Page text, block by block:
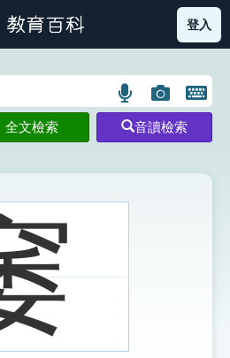
引圖示 部首索引表圖示
登入
語
言
搜
示
圖
片
搜
開
鍵
圖
全文檢索 音讀檢索